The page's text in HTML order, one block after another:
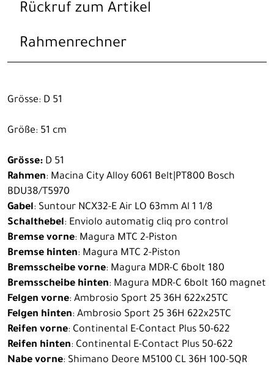
Rückruf zum Artikel
Rahmenrechner
Grösse: D 51
Größe: 51 cm
Grösse: D 51
Rahmen: Macina City Alloy 6061 Belt|PT800 Bosch
BDU38/T5970
Gabel: Suntour NCX32-E Air LO 63mm Al 1 1/8
Schalthebel: Enviolo automatig cliq pro control
Bremse vorne: Magura MTC 2-Piston
Bremse hinten: Magura MTC 2-Piston
Bremsscheibe vorne: Magura MDR-C 6bolt 180
Bremsscheibe hinten: Magura MDR-C 6bolt 160 magnet
Felgen vorne: Ambrosio Sport 25 36H 622x25TC
Felgen hinten: Ambrosio Sport 25 36H 622x25TC
Reifen vorne: Continental E-Contact Plus 50-622
Reifen hinten: Continental E-Contact Plus 50-622
Nabe vorne: Shimano Deore M5100 CL 36H 100-5QR